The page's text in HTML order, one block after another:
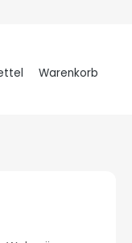
Warenkorb